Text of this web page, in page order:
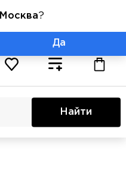
+7 (800) 775-71-06
Найти
Москва?
Да